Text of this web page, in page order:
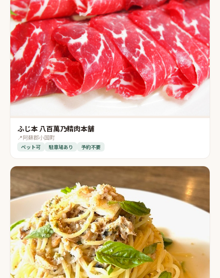
ふじ本 八百萬乃精肉本舗
📍阿蘇郡小国町
ペット可 駐車場あり 予約不要